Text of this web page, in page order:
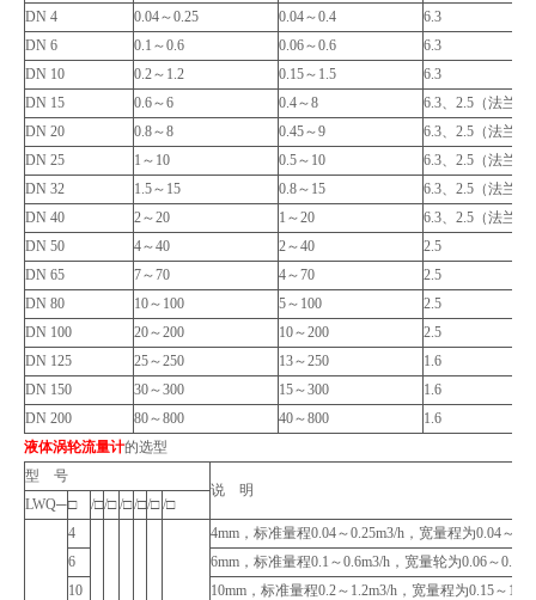
DN 4
0.04～0.25 0.04～0.4
6.3
DN 6
0.1～0.6 0.06～0.6
6.3
DN 10
0.2～1.2 0.15～1.5
6.3
DN 15
0.6～6 0.4～8
6.3、2.5（法兰）
DN 20
0.8～8 0.45～9
6.3、2.5（法兰）
DN 25
1～10 0.5～10
6.3、2.5（法兰）
DN 32
1.5～15 0.8～15
6.3、2.5（法兰）
DN 40
2～20 1～20
6.3、2.5（法兰）
DN 50
4～40 2～40
2.5
DN 65
7～70 4～70
2.5
DN 80
10～100 5～100
2.5
DN 100
20～200 10～200
2.5
DN 125
25～250 13～250
1.6
DN 150
30～300 15～300
1.6
DN 200
80～800 40～800
1.6
液体涡轮流量计的选型
型 号
说 明
LWQ─□ /□/□ /□/□/□ /□
4
4mm，标准量程0.04～0.25m3/h，宽量程为0.04～
6
6mm，标准量程0.1～0.6m3/h，宽量轮为0.06～
10
10mm，标准量程0.2～1.2m3/h，宽量程为0.15～